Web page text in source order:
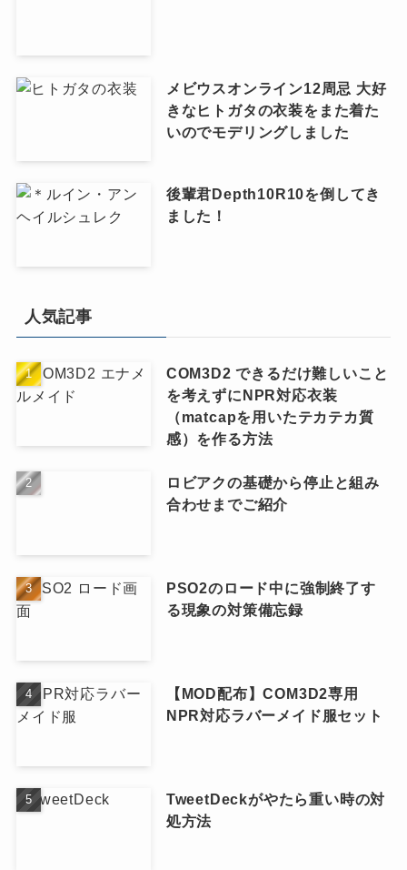
メビウスオンライン12周忌 大好
きなヒトガタの衣装をまた着た
いのでモデリングしました
後輩君Depth10R10を倒してき
ました！
人気記事
COM3D2 できるだけ難しいこと
を考えずにNPR対応衣装
（matcapを用いたテカテカ質
感）を作る方法
ロビアクの基礎から停止と組み
合わせまでご紹介
PSO2のロード中に強制終了す
る現象の対策備忘録
【MOD配布】COM3D2専用
NPR対応ラバーメイド服セット
TweetDeckがやたら重い時の対
処方法